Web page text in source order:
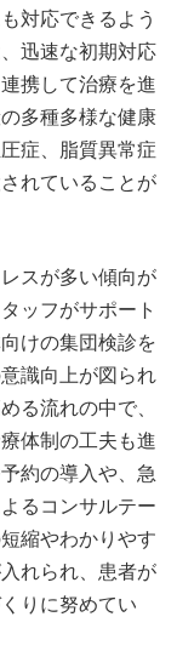
対応できるよう
迅速な初期対応
携して治療を進
多種多様な健康
症、脂質異常症
れていることが
スが多い傾向が
ッフがサポート
けの集団検診を
識向上が図られ
る流れの中で、
体制の工夫も進
約の導入や、急
るコンサルテー
縮やわかりやす
れられ、患者が
りに努めてい